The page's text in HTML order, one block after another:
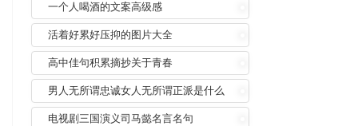
一个人喝酒的文案高级感
活着好累好压抑的图片大全
高中佳句积累摘抄关于青春
男人无所谓忠诚女人无所谓正派是什么
意思
电视剧三国演义司马懿名言名句